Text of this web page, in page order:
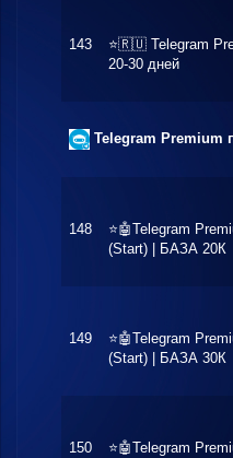
143
⭐️🇷🇺 Telegram
20-30 дней
Telegram Premium
148
⭐️🤖Telegram
(Start) | БАЗА 20К
149
⭐️🤖Telegram
(Start) | БАЗА 30К
150
⭐️🤖Telegram